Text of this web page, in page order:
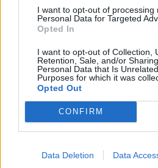
I want to opt-out of processing
Personal Data for Targeted
Opted In
I want to opt-out of Collection,
Retention, Sale, and/or
Personal Data that Is
Purposes for which it was
Opted Out
CONFIRM
Data Deletion Data
Τραγωδία στην Πέτρα με νεκρό
άνδρα στην παραλία Καβάκι
Ανασύρθηκε χωρίς τις αισθήσεις
του και μεταφέρθηκε στο Κέντρο
Υγείας Καλλονής, όπου
διαπιστώθηκε ο θάνατός του